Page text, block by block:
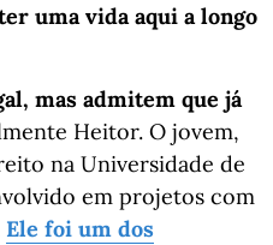
uma vida aqui a longo
mas admitem que já
Heitor. O jovem,
na Universidade de
em projetos com
Ele foi um dos